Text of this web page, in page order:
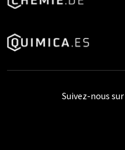
Suivez-nous